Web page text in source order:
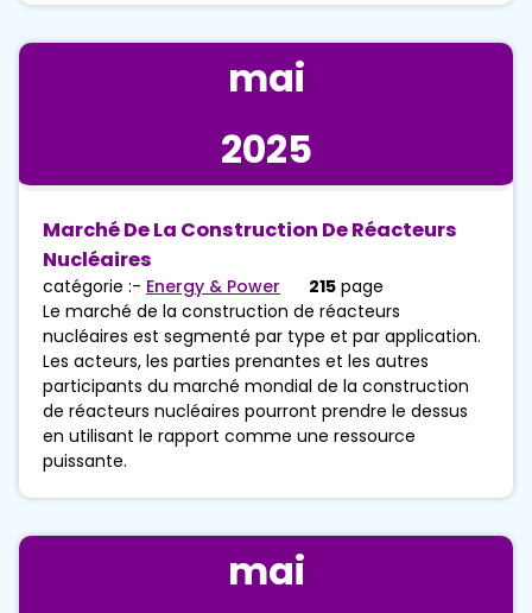
mai
2025
Marché De La Construction De Réacteurs
Nucléaires
catégorie :- Energy & Power 215 page
Le marché de la construction de réacteurs
nucléaires est segmenté par type et par application.
Les acteurs, les parties prenantes et les autres
participants du marché mondial de la construction
de réacteurs nucléaires pourront prendre le dessus
en utilisant le rapport comme une ressource
puissante.
mai